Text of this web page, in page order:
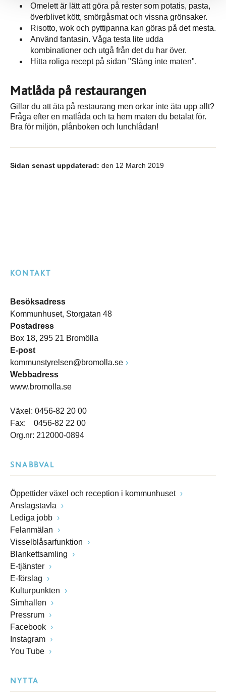
Omelett är lätt att göra på rester som potatis, pasta,
överblivet kött, smörgåsmat och vissna grönsaker.
Risotto, wok och pyttipanna kan göras på det mesta.
Använd fantasin. Våga testa lite udda
kombinationer och utgå från det du har över.
Hitta roliga recept på sidan "Släng inte maten".
Matlåda på restaurangen
Gillar du att äta på restaurang men orkar inte äta upp allt?
Fråga efter en matlåda och ta hem maten du betalat för.
Bra för miljön, plånboken och lunchlådan!
Sidan senast uppdaterad: den 12 March 2019
KONTAKT
Besöksadress
Kommunhuset, Storgatan 48
Postadress
Box 18, 295 21 Bromölla
E-post
kommunstyrelsen@bromolla.se
Webbadress
www.bromolla.se
Växel: 0456-82 20 00
Fax: 0456-82 22 00
Org.nr: 212000-0894
SNABBVAL
Öppettider växel och reception i kommunhuset
Anslagstavla
Lediga jobb
Felanmälan
Visselblåsarfunktion
Blankettsamling
E-tjänster
E-förslag
Kulturpunkten
Simhallen
Pressrum
Facebook
Instagram
You Tube
NYTTA